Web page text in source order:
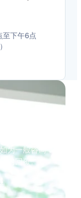
至下午6点
为一般咨询，
内回覆。